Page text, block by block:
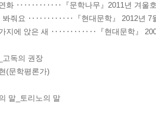
화 ‥‥‥‥‥‥『문학나무』2011년 겨울
봐줘요 ‥‥‥‥‥‥『현대문학』 2012년 7
지에 앉은 새 ‥‥‥‥‥‥『현대문학』
고독의 권장
(문학평론가)
말_토리노의 말